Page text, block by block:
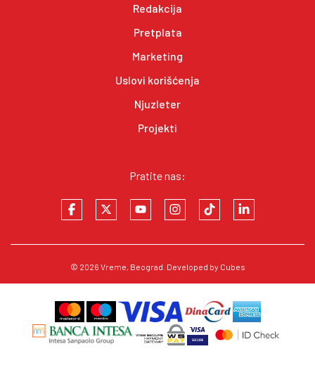
Redakcija
Pretplata
Marketing
Uslovi korišćenja
Njuzleter
Projekti
Pratite nas:
© 2026 Vreme , Beograd. Developed by Cubes